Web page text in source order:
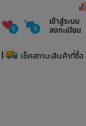
0 0
เข้าสู่ระบบ
ลงทะเบียน
เช็คสถานะสินค้าที่ซื้อ